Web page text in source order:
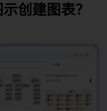
创建图表？